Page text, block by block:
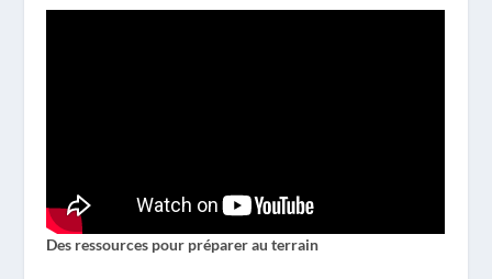
Des ressources pour préparer au terrain